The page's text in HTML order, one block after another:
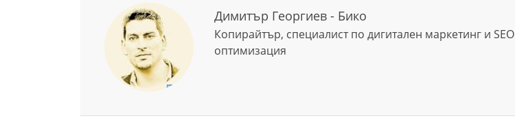
Димитър Георгиев - Бико
Копирайтър, специалист по дигитален маркетинг и SEO
оптимизация